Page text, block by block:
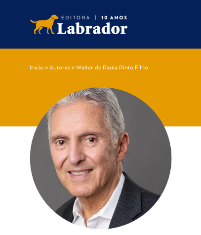
Início » Autores » Walter de Paula Pinto Filho